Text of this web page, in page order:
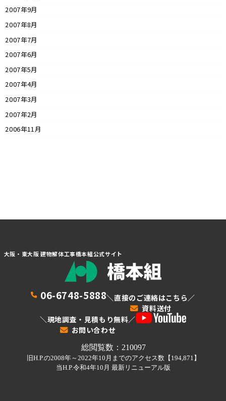
2007年9月
2007年8月
2007年7月
2007年6月
2007年5月
2007年4月
2007年3月
2007年2月
2006年11月
大阪・東大阪 建物解体工事橋本組公式サイト
06-6748-5888＼直接のご連絡はこちら／
資料送付
＼現地調査・見積もり無料／
お問い合わせ